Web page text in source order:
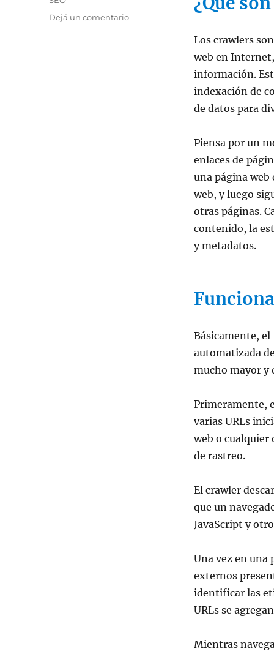
Los crawlers
web en
información.
indexación de
de datos para
Piensa por un
enlaces de
una página
web, y luego
otras páginas.
contenido, la
y metadatos.
Básicamente,
automatizada
mucho mayor y
Primeramente,
varias URLs
web o cualquier
de rastreo.
El crawler
que un
JavaScript y
Una vez en una
externos
identificar las
URLs se
Mientras
Dejá un comentarioen